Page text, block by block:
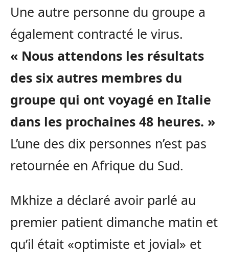
Une autre personne du groupe a
également contracté le virus.
« Nous attendons les résultats
des six autres membres du
groupe qui ont voyagé en Italie
dans les prochaines 48 heures. »
L’une des dix personnes n’est pas
retournée en Afrique du Sud.
Mkhize a déclaré avoir parlé au
premier patient dimanche matin et
qu’il était «optimiste et jovial» et